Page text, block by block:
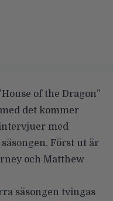
of the Dragon”
det kommer
med
Först ut är
och Matthew
säsongen tvingas